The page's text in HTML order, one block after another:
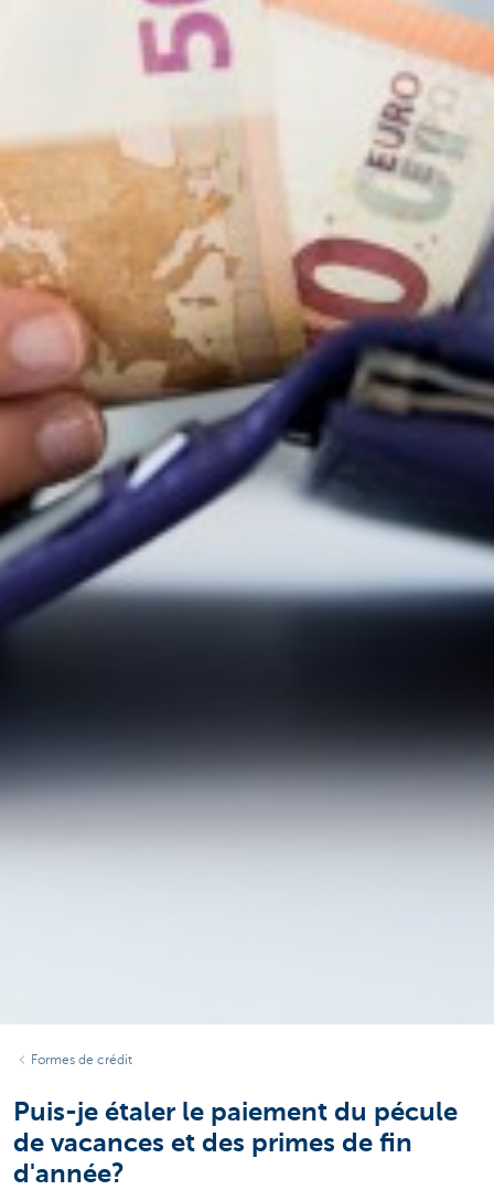
Formes de crédit
Puis-je étaler le paiement du pécule
de vacances et des primes de fin
d'année?